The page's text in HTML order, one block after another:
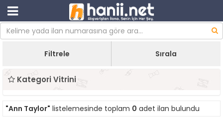
Filtrele Sırala
Kategori Vitrini
"Ann Taylor" listelemesinde toplam 0 adet ilan bulundu